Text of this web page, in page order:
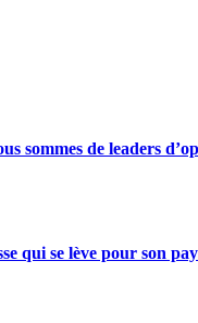
sommes de leaders
qui se lève pour son